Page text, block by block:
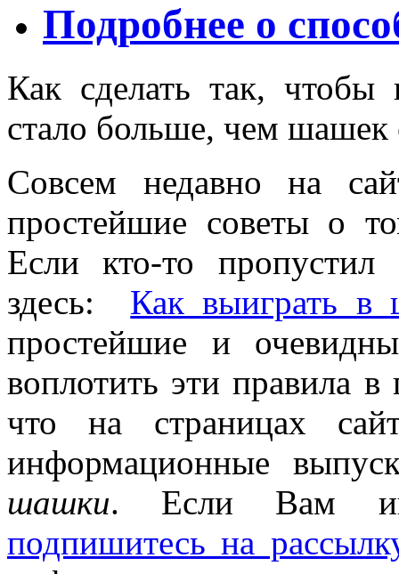
Подробнее о
Как сделать так,
стало больше, чем шашек
Совсем недавно на
простейшие советы о
Если кто-то
здесь: Как выиграть в
простейшие и
воплотить эти правила
что на страницах
информационные
шашки. Если Вам
подпишитесь на